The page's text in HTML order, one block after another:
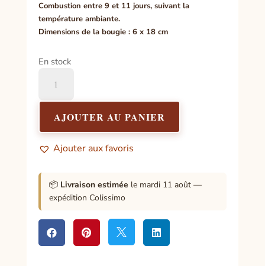
Combustion entre 9 et 11 jours, suivant la
température ambiante.
Dimensions de la bougie : 6 x 18 cm
En stock
Neuvaine
Christ
Miséricordieux
1
AJOUTER AU PANIER
Ajouter aux favoris
📦 Livraison estimée le mardi 11 août —
expédition Colissimo
   